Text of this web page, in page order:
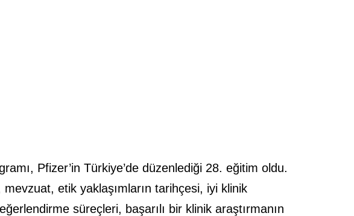
Pfizer’in Türkiye’de düzenlediği 28. eğitim oldu.
etik yaklaşımların tarihçesi, iyi klinik
süreçleri, başarılı bir klinik araştırmanın